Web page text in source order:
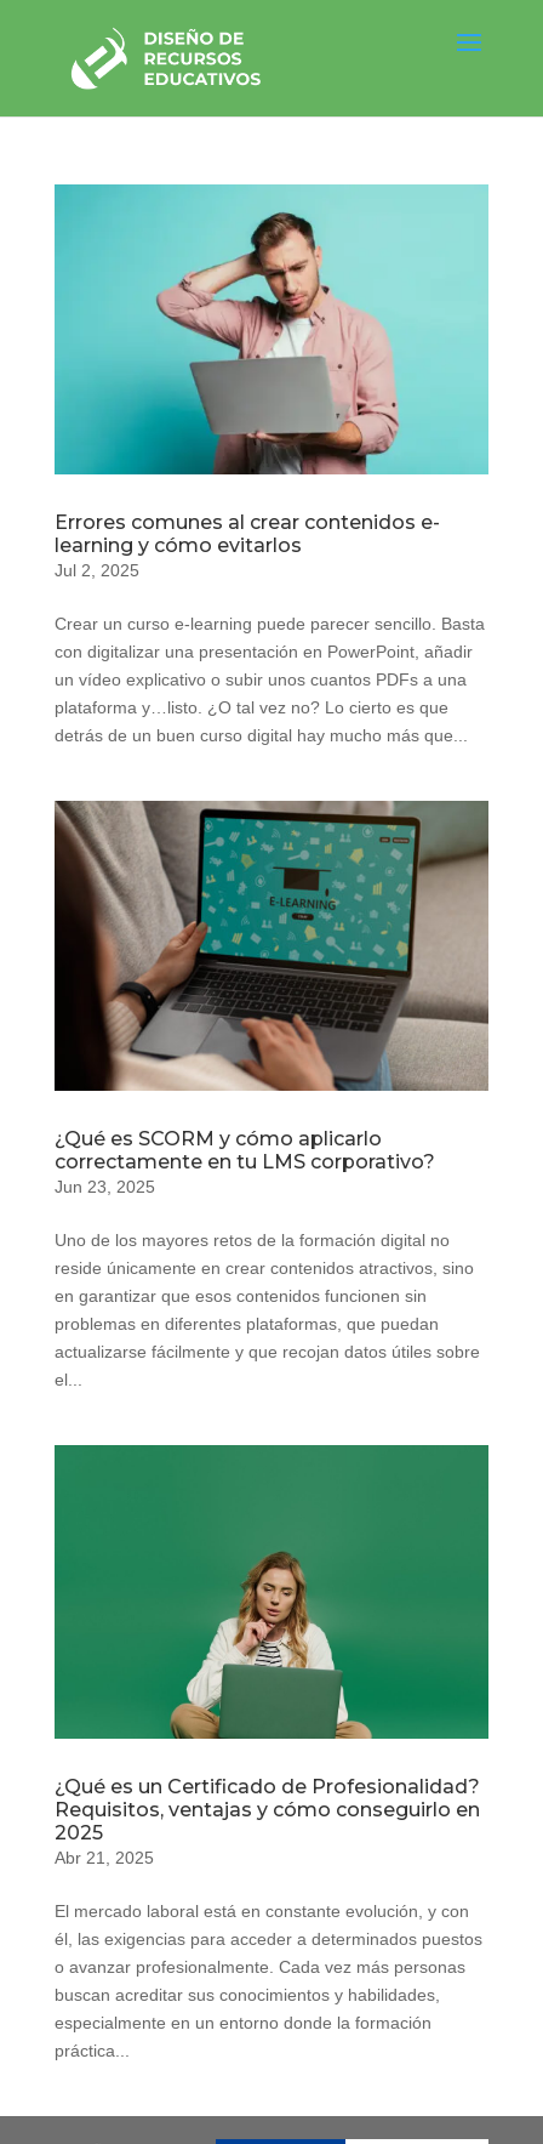
Errores comunes al crear contenidos e-
learning y cómo evitarlos
Jul 2, 2025
Crear un curso e-learning puede parecer sencillo. Basta
con digitalizar una presentación en PowerPoint, añadir
un vídeo explicativo o subir unos cuantos PDFs a una
plataforma y…listo. ¿O tal vez no? Lo cierto es que
detrás de un buen curso digital hay mucho más que...
¿Qué es SCORM y cómo aplicarlo
correctamente en tu LMS corporativo?
Jun 23, 2025
Uno de los mayores retos de la formación digital no
reside únicamente en crear contenidos atractivos, sino
en garantizar que esos contenidos funcionen sin
problemas en diferentes plataformas, que puedan
actualizarse fácilmente y que recojan datos útiles sobre
el...
¿Qué es un Certificado de Profesionalidad?
Requisitos, ventajas y cómo conseguirlo en
2025
Abr 21, 2025
El mercado laboral está en constante evolución, y con
él, las exigencias para acceder a determinados puestos
o avanzar profesionalmente. Cada vez más personas
buscan acreditar sus conocimientos y habilidades,
especialmente en un entorno donde la formación
práctica...